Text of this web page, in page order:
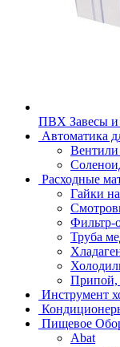
ПВХ Завесы и
Автоматика
Расходные
Гайки
Фильтр-
Труба
Припой,
Инструмент
Пищевое
Abat